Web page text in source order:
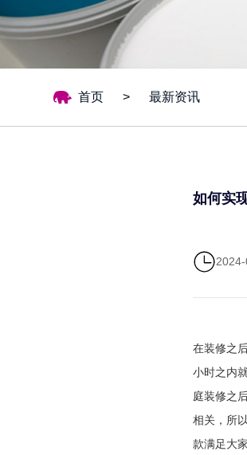
首页 > 最新资讯
如何实
在装修之
小时之内
庭装修之
相关，所
款满足大